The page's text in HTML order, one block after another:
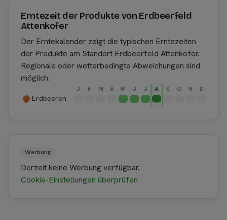
Erntezeit der Produkte von Erdbeerfeld
Attenkofer
Der Erntekalender zeigt die typischen Erntezeiten
der Produkte am Standort Erdbeerfeld Attenkofer.
Regionale oder wetterbedingte Abweichungen sind
möglich.
J F M A M J J A S O N D
Erdbeeren
Werbung
Derzeit keine Werbung verfügbar.
Cookie-Einstellungen überprüfen